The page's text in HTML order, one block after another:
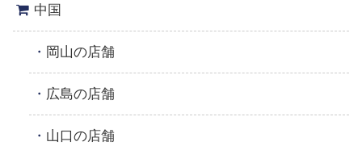
中国
岡山の店舗
広島の店舗
山口の店舗